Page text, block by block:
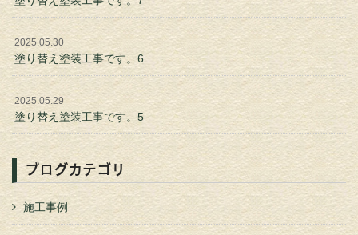
2025.05.30
塗り替え塗装工事です。6
2025.05.29
塗り替え塗装工事です。5
ブログカテゴリ
施工事例